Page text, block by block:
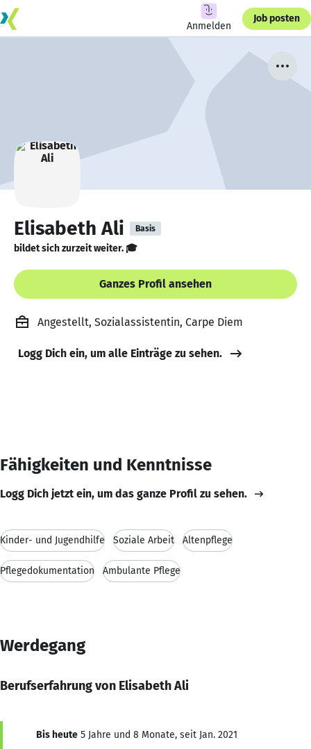
Anmelden
Job posten
Elisabeth Ali Basis
bildet sich zurzeit weiter. 🎓
Ganzes Profil ansehen
Angestellt, Sozialassistentin, Carpe Diem
Logg Dich ein, um alle Einträge zu sehen.
Fähigkeiten und Kenntnisse
Logg Dich jetzt ein, um das ganze Profil zu sehen.
Kinder- und Jugendhilfe Soziale Arbeit Altenpflege
Pflegedokumentation Ambulante Pflege
Werdegang
Berufserfahrung von Elisabeth Ali
Bis heute 5 Jahre und 8 Monate, seit Jan. 2021